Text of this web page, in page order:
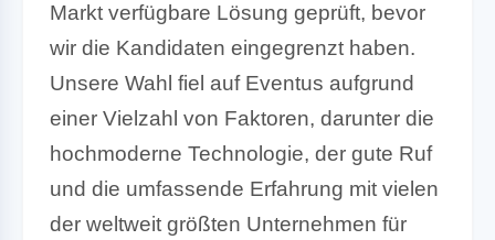
Markt verfügbare Lösung geprüft, bevor
wir die Kandidaten eingegrenzt haben.
Unsere Wahl fiel auf Eventus aufgrund
einer Vielzahl von Faktoren, darunter die
hochmoderne Technologie, der gute Ruf
und die umfassende Erfahrung mit vielen
der weltweit größten Unternehmen für